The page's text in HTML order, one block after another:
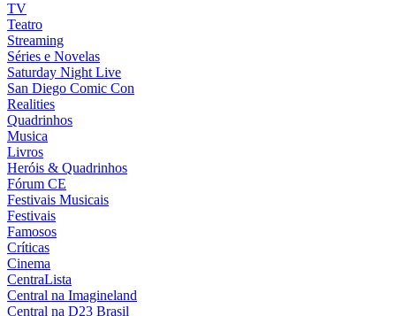
TV
Teatro
Streaming
Séries e Novelas
Saturday Night Live
San Diego Comic Con
Realities
Quadrinhos
Musica
Livros
Heróis & Quadrinhos
Fórum CE
Festivais Musicais
Festivais
Famosos
Críticas
Cinema
CentraLista
Central na Imagineland
Central na D23 Brasil